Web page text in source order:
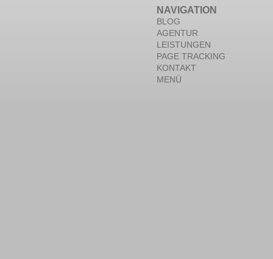
NAVIGATION
BLOG
AGENTUR
LEISTUNGEN
PAGE TRACKING
KONTAKT
MENÜ